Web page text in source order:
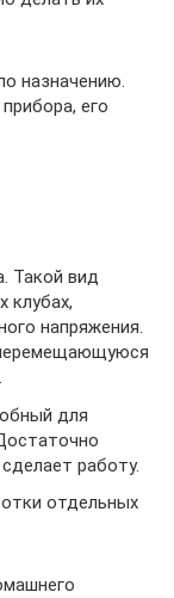
назначению.
его
Такой вид
клубах,
напряжения.
для
работу.
отдельных